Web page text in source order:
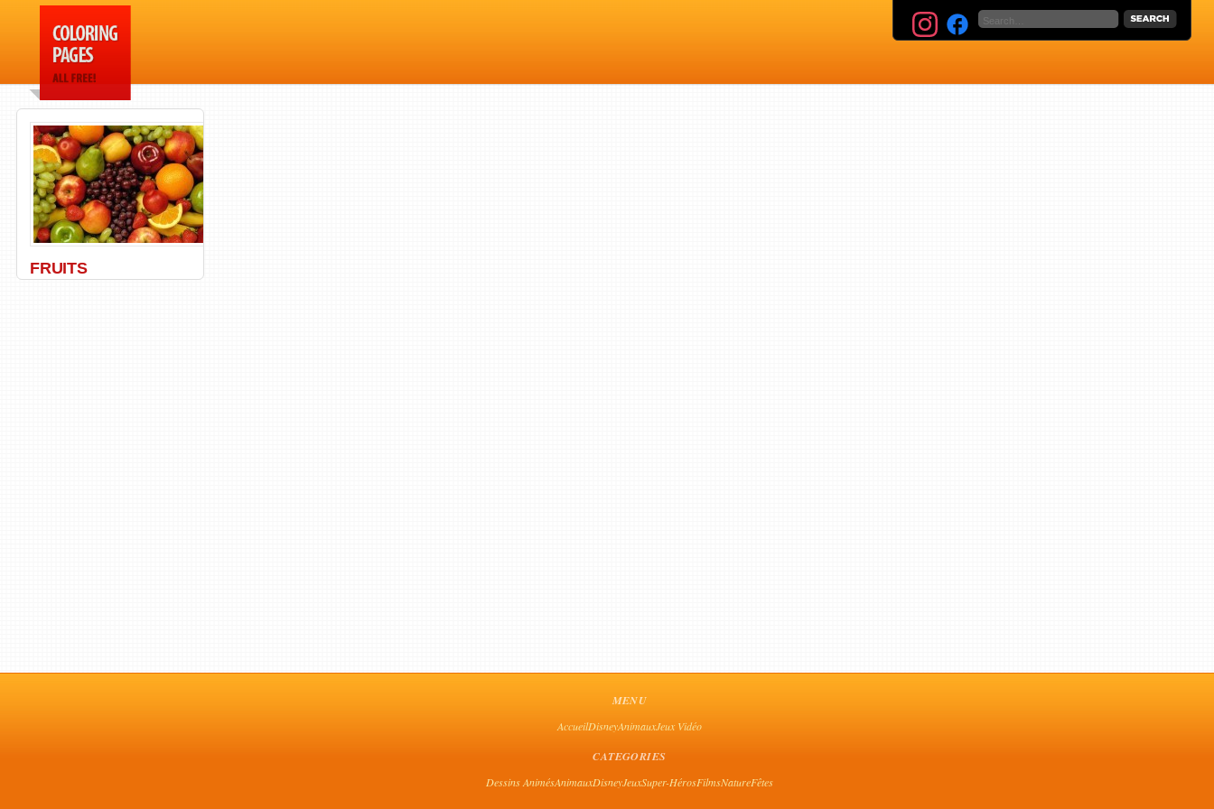
FRUITS
MENU
AccueilDisneyAnimauxJeux Vidéo
CATEGORIES
Dessins AnimésAnimauxDisneyJeuxSuper-HérosFilmsNatureFêtes